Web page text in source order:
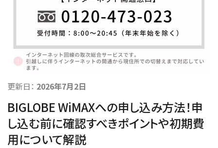
更新日： 2026年7月2日
BIGLOBE WiMAXへの申し込み方法！申
し込む前に確認すべきポイントや初期費
用について解説